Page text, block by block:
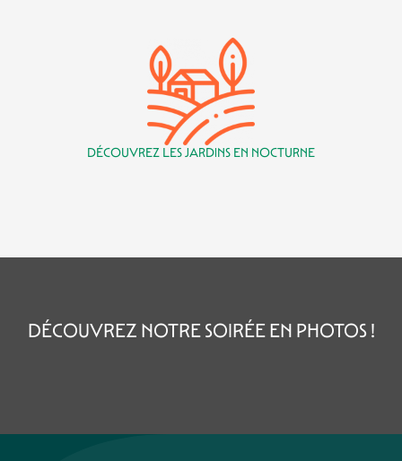
DÉCOUVREZ LES JARDINS EN NOCTURNE
DÉCOUVREZ NOTRE SOIRÉE EN PHOTOS !